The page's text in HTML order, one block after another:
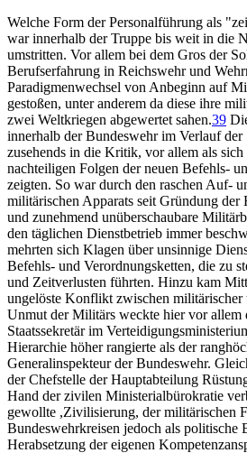
Welche Form der Personalführung als
war innerhalb der Truppe bis weit in die
umstritten. Vor allem bei dem Gros der
Berufserfahrung in Reichswehr und
Paradigmenwechsel von Anbeginn auf
gestoßen, unter anderem da diese ihre
zwei Weltkriegen abgewertet sahen.39
innerhalb der Bundeswehr im Verlauf der
zusehends in die Kritik, vor allem als sich
nachteiligen Folgen der neuen Befehls-
zeigten. So war durch den raschen Auf-
militärischen Apparats seit Gründung der
und zunehmend unüberschaubare
den täglichen Dienstbetrieb immer
mehrten sich Klagen über unsinnige
Befehls- und Verordnungsketten, die zu
und Zeitverlusten führten. Hinzu kam
ungelöste Konflikt zwischen
Unmut der Militärs weckte hier vor allem
Staatssekretär im
Hierarchie höher rangierte als der
Generalinspekteur der Bundeswehr.
der Chefstelle der Hauptabteilung
Hand der zivilen Ministerialbürokratie
gewollte ,Zivilisierung, der militärischen
Bundeswehrkreisen jedoch als politische
Herabsetzung der eigenen